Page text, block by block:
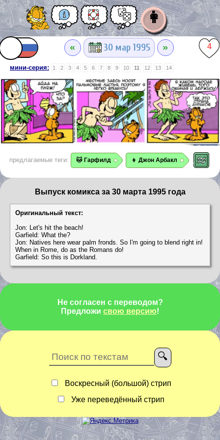
👩
« 30 мар 1995 » 4
мини-серия: 1 2 3 4 5 6 7 8 9 10 11 12 13 14
предлагаемые теги: 🐱 Гарфилд 👦 Джон Арбакл
Выпуск комикса за 30 марта 1995 года
Оригинальный текст:
Jon: Let's hit the beach!
Garfield: What the?
Jon: Natives here wear palm fronds. So I'm going to blend right in!
When in Rome, do as the Romans do!
Garfield: So this is Dorkland.
Не согласен с переводом?
Предложи свою версию!
Воскресный (большой) стрип
Уже переведённый стрип